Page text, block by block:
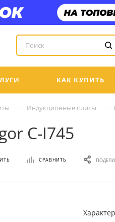
КАК КУПИТЬ
— Индукционные плиты —
C-I745
СРАВНИТЬ